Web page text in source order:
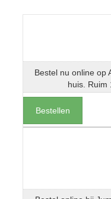
Bestel nu online op
huis. Ruim
Bestellen